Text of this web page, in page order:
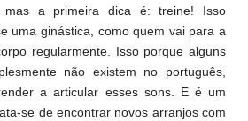
mas a primeira dica é: treine! Isso
uma ginástica, como quem vai para a
regularmente. Isso porque alguns
não existem no português,
a articular esses sons. E é um
se de encontrar novos arranjos com